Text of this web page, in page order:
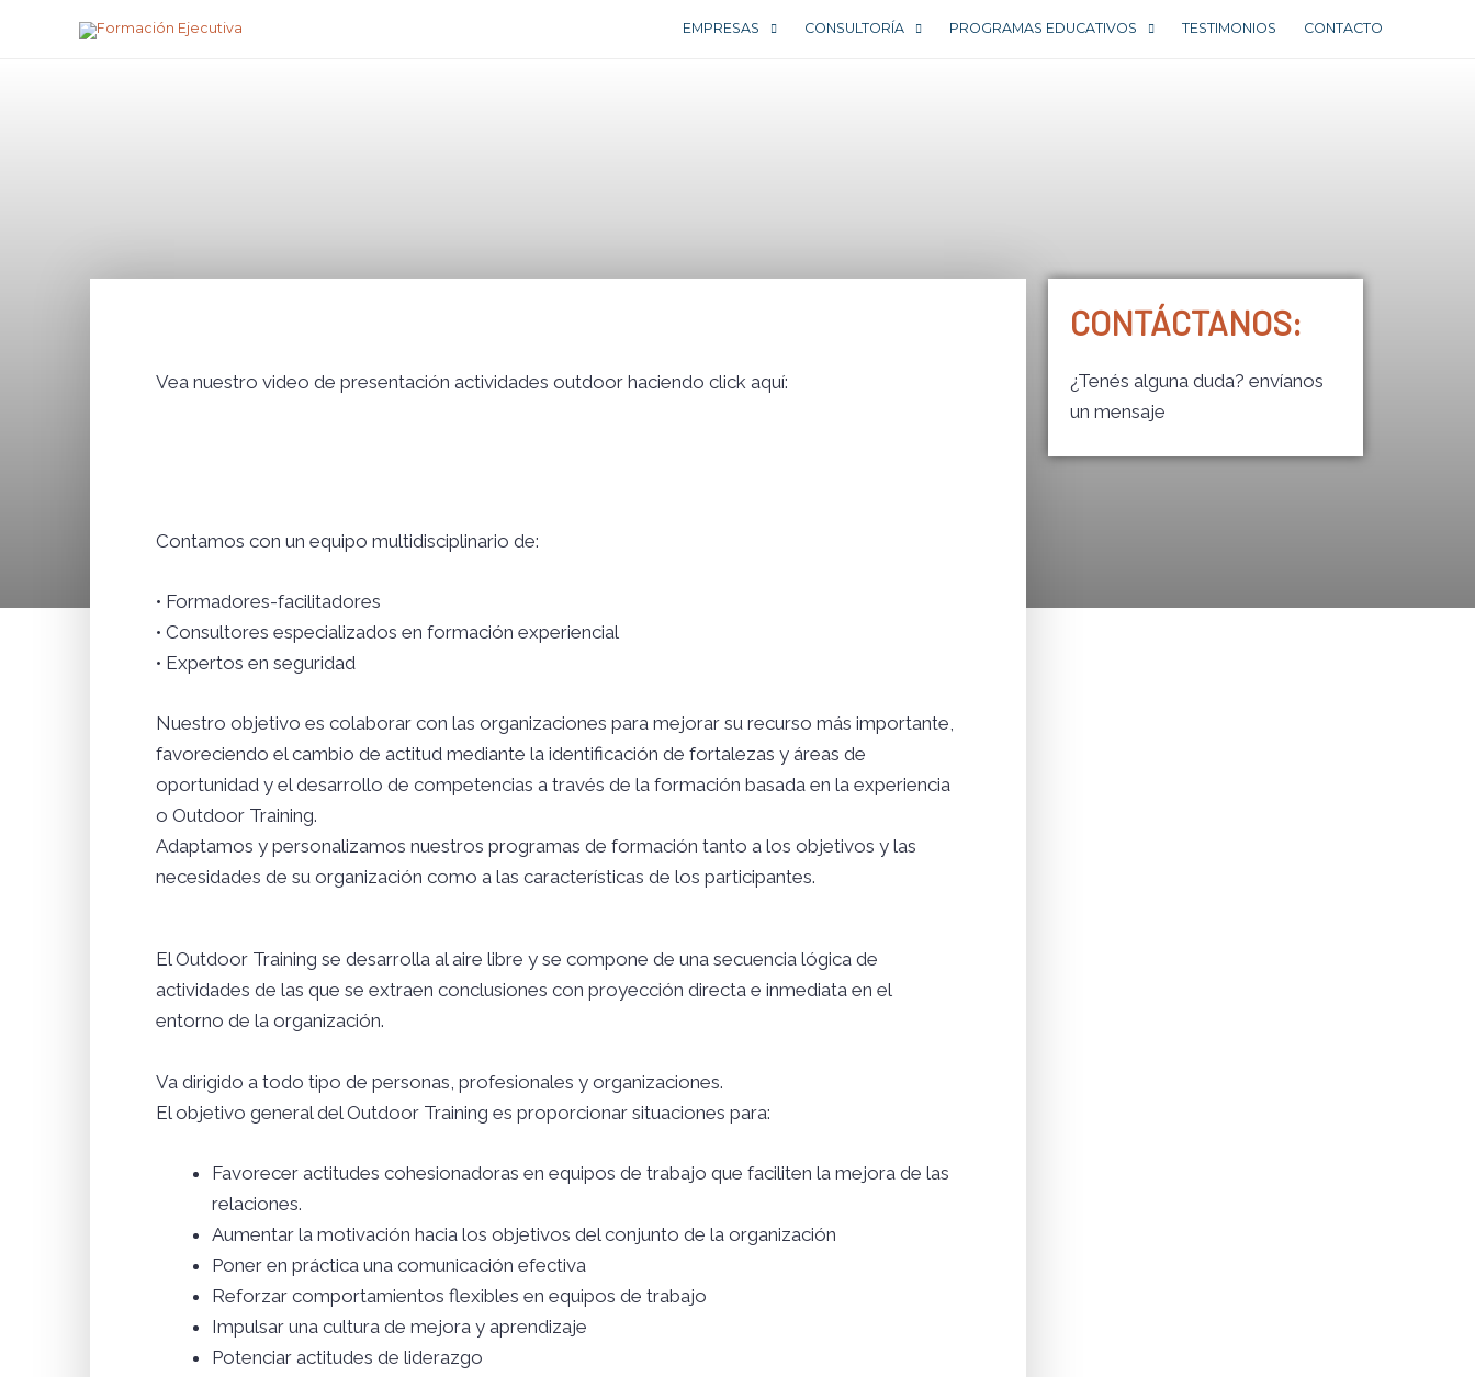
EMPRESAS CONSULTORÍA PROGRAMAS EDUCATIVOS TESTIMONIOS CONTACTO
Vea nuestro video de presentación actividades outdoor haciendo click aquí:
Contamos con un equipo multidisciplinario de:
• Formadores-facilitadores
• Consultores especializados en formación experiencial
• Expertos en seguridad
Nuestro objetivo es colaborar con las organizaciones para mejorar su recurso más importante,
favoreciendo el cambio de actitud mediante la identificación de fortalezas y áreas de
oportunidad y el desarrollo de competencias a través de la formación basada en la experiencia
o Outdoor Training.
Adaptamos y personalizamos nuestros programas de formación tanto a los objetivos y las
necesidades de su organización como a las características de los participantes.
El Outdoor Training se desarrolla al aire libre y se compone de una secuencia lógica de
actividades de las que se extraen conclusiones con proyección directa e inmediata en el
entorno de la organización.
Va dirigido a todo tipo de personas, profesionales y organizaciones.
El objetivo general del Outdoor Training es proporcionar situaciones para:
Favorecer actitudes cohesionadoras en equipos de trabajo que faciliten la mejora de las
relaciones.
Aumentar la motivación hacia los objetivos del conjunto de la organización
Poner en práctica una comunicación efectiva
Reforzar comportamientos flexibles en equipos de trabajo
Impulsar una cultura de mejora y aprendizaje
Potenciar actitudes de liderazgo
CONTÁCTANOS:
¿Tenés alguna duda? envíanos
un mensaje